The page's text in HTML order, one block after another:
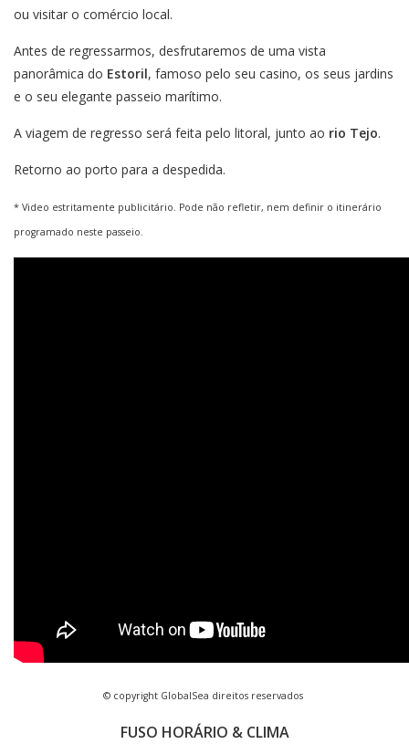
ou visitar o comércio local.
Antes de regressarmos, desfrutaremos de uma vista
panorâmica do Estoril, famoso pelo seu casino, os seus jardins
e o seu elegante passeio marítimo.
A viagem de regresso será feita pelo litoral, junto ao rio Tejo.
Retorno ao porto para a despedida.
* Video estritamente publicitário. Pode não refletir, nem definir o itinerário
programado neste passeio.
© copyright GlobalSea direitos reservados
FUSO HORÁRIO & CLIMA